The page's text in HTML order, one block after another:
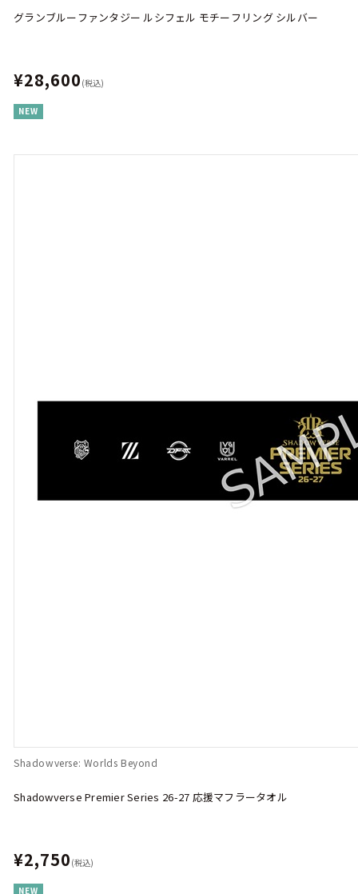
グランブルーファンタジー ルシフェル モチーフリング シルバー
¥28,600 (税込)
NEW
Shadowverse: Worlds Beyond
Shadowverse Premier Series 26-27 応援マフラータオル
¥2,750 (税込)
NEW